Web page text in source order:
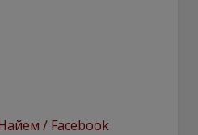
/ Facebook